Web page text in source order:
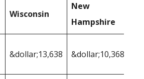
Wisconsin
New
Hampshire
&dollar;13,638 &dollar;10,368